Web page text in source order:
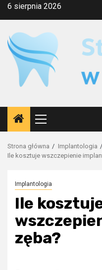
Przejdź
6 sierpnia 2026
Menu
główne
Strona główna
Implantologia
Ile kosztuje wszczepienie
Implantologia
Ile
zęba?